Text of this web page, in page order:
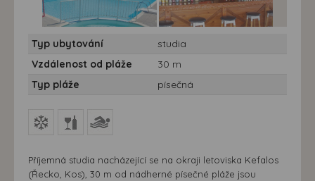
- Řecko, Kos, Kefalos -
studia Roses
- Řecko, Kos, Kefalos -
studia Roses
Typ ubytování
studia
Vzdálenost od pláže
30 m
Typ pláže
písečná
Příjemná studia nacházející se na okraji letoviska Kefalos
(Řecko, Kos), 30 m od nádherné písečné pláže jsou